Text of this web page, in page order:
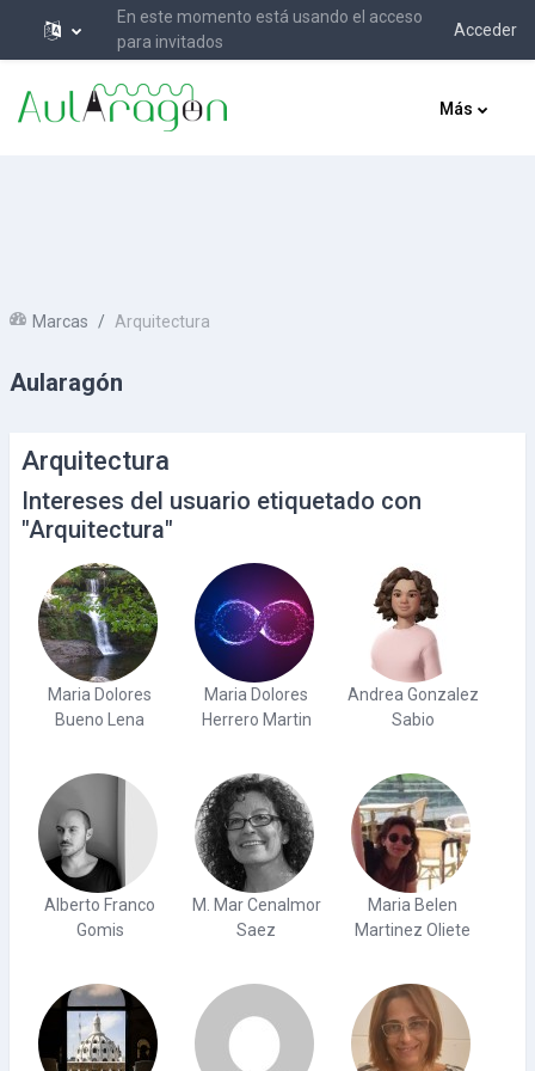
En este momento está usando el acceso
para invitados
Acceder
Más
Marcas Arquitectura
Aularagón
Arquitectura
Intereses del usuario etiquetado con
"Arquitectura"
Maria Dolores
Bueno Lena
Maria Dolores
Herrero Martin
Andrea Gonzalez
Sabio
Alberto Franco
Gomis
M. Mar Cenalmor
Saez
Maria Belen
Martinez Oliete